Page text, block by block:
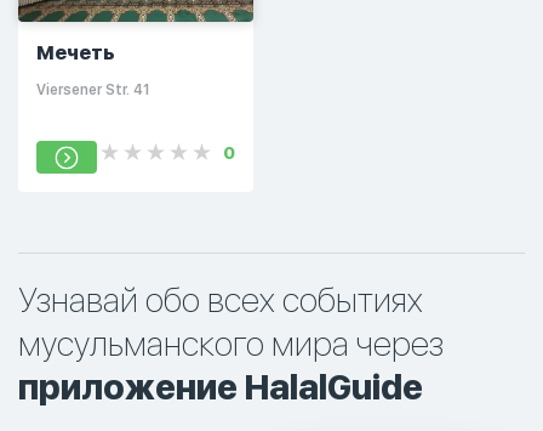
Мечеть
Viersener Str. 41
0
Узнавай обо всех событиях
мусульманского мира через
приложение HalalGuide